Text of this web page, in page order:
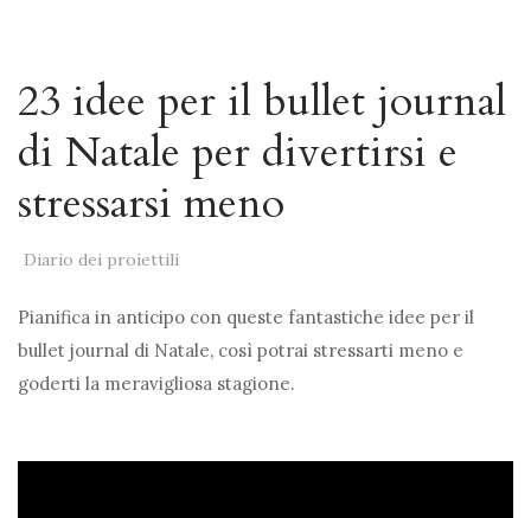
23 idee per il bullet journal
di Natale per divertirsi e
stressarsi meno
Diario dei proiettili
Pianifica in anticipo con queste fantastiche idee per il
bullet journal di Natale, così potrai stressarti meno e
goderti la meravigliosa stagione.